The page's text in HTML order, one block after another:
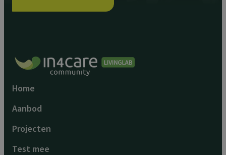
Home
Aanbod
Projecten
Test mee